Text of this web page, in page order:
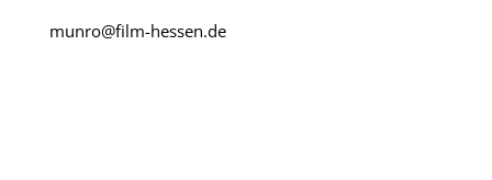
munro@film-hessen.de